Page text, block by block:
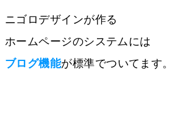
ニゴロデザインが作る
ホームページのシステムには
ブログ機能が標準でついてます。